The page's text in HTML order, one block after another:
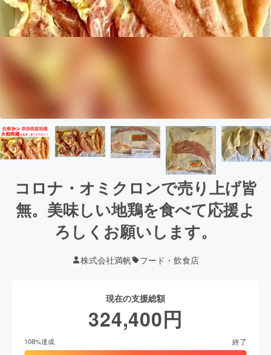
コロナ・オミクロンで売り上げ皆
無。美味しい地鶏を食べて応援よ
ろしくお願いします。
株式会社満帆 フード・飲食店
現在の支援総額
324,400円
108%達成 終了